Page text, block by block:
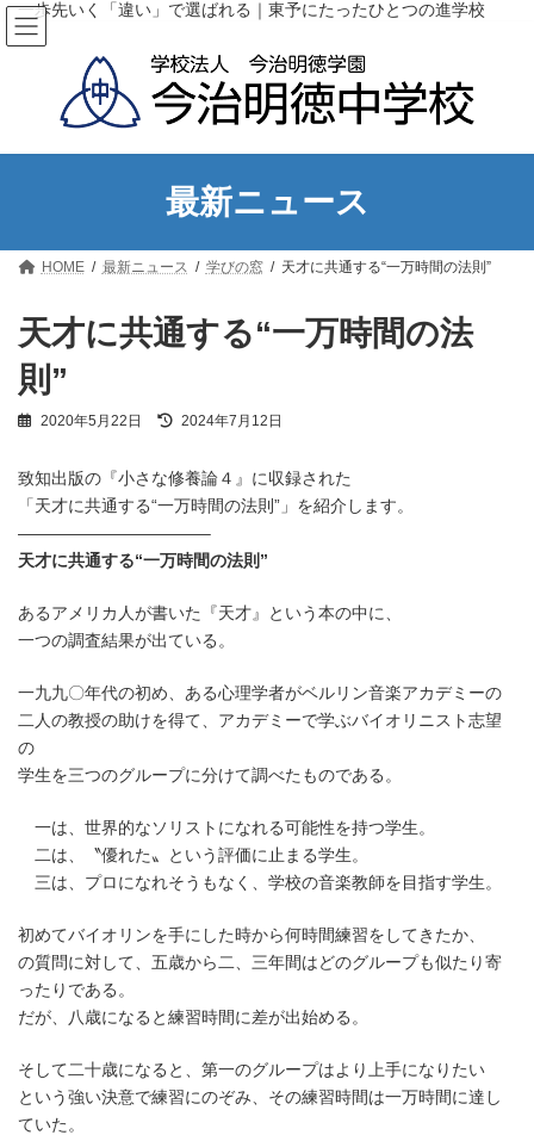
コ
ン
テ
キ
ナ
ビ
ゲ
に
一歩先いく「違い」で選ばれる｜東予にたったひとつの進学校
最新ニュース
HOME 最新ニュース 学びの窓 天才に共通する“一万時間の法則”
天才に共通する“一万時間の法
則”
2020年5月22日
最
新
日
:
2024年7月12日
致知出版の『小さな修養論４』に収録された
「天才に共通する“一万時間の法則”」を紹介します。
———————————–
天才に共通する“一万時間の法則”
あるアメリカ人が書いた『天才』という本の中に、
一つの調査結果が出ている。
一九九〇年代の初め、ある心理学者がベルリン音楽アカデミーの
二人の教授の助けを得て、アカデミーで学ぶバイオリニスト志望
の
学生を三つのグループに分けて調べたものである。
一は、世界的なソリストになれる可能性を持つ学生。
二は、〝優れた〟という評価に止まる学生。
三は、プロになれそうもなく、学校の音楽教師を目指す学生。
初めてバイオリンを手にした時から何時間練習をしてきたか、
の質問に対して、五歳から二、三年間はどのグループも似たり寄
ったりである。
だが、八歳になると練習時間に差が出始める。
そして二十歳になると、第一のグループはより上手になりたい
という強い決意で練習にのぞみ、その練習時間は一万時間に達し
ていた。